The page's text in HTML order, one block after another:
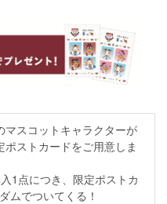
マスコットキャラクターが
ポストカードをご用意しま
1点につき、限定ポストカ
ムでついてくる！